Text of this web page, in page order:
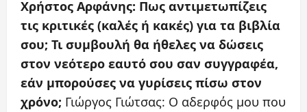
Χρήστος Αρφάνης: Πως αντιμετωπίζεις
τις κριτικές (καλές ή κακές) για τα βιβλία
σου; Τι συμβουλή θα ήθελες να δώσεις
στον νεότερο εαυτό σου σαν συγγραφέα,
εάν μπορούσες να γυρίσεις πίσω στον
χρόνο; Γιώργος Γιώτσας: Ο αδερφός μου που